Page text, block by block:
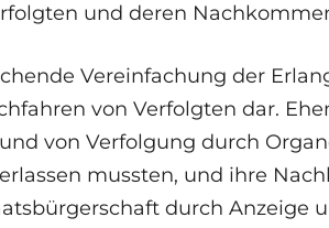
und deren
Vereinfachung der
von Verfolgten dar.
von Verfolgung durch
mussten, und ihre
durch Anzeige